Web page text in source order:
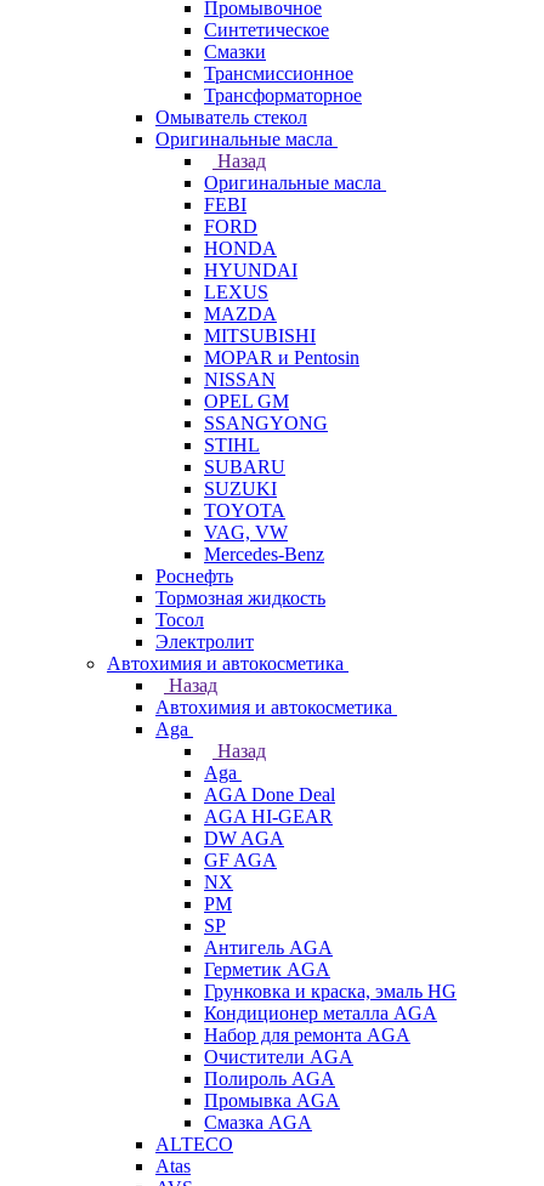
Промывочное
Синтетическое
Смазки
Трансмиссионное
Трансформаторное
Омыватель стекол
Оригинальные масла
Назад
Оригинальные масла
FEBI
FORD
HONDA
HYUNDAI
LEXUS
MAZDA
MITSUBISHI
MOPAR и Pentosin
NISSAN
OPEL GM
SSANGYONG
STIHL
SUBARU
SUZUKI
TOYOTA
VAG, VW
Мercedes-Benz
Роснефть
Тормозная жидкость
Тосол
Электролит
Автохимия и автокосметика
Назад
Автохимия и автокосметика
Aga
Назад
Aga
AGA Done Deal
AGA HI-GEAR
DW AGA
GF AGA
NX
PM
SP
Антигель AGA
Герметик AGA
Грунковка и краска, эмаль HG
Кондиционер металла AGA
Набор для ремонта AGA
Очистители AGA
Полироль AGA
Промывка AGA
Смазка AGA
ALTECO
Atas